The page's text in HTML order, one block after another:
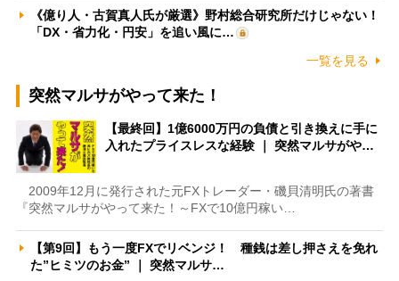
《億り人・古賀真人氏が厳選》野村総合研究所だけじゃない！
「DX・省力化・円安」を追い風に…
一覧を見る
突然マルサがやって来た！
【最終回】1億6000万円の負債と引き換えに手に
入れたプライスレスな経験 ｜ 突然マルサがや…
2009年12月に発行された元FXトレーダー・磯貝清明氏の著書
『突然マルサがやって来た！～FXで10億円稼い…
【第9回】もう一度FXでリベンジ！ 種銭は差し押さえを免れ
た”ヒミツのお金” ｜ 突然マルサ…